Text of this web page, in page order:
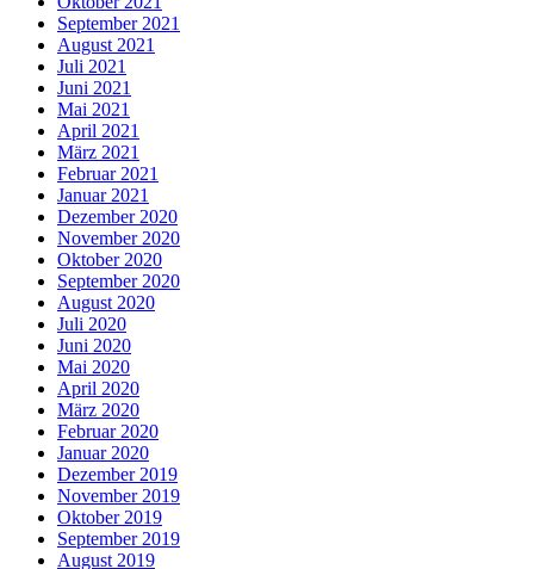
September 2021
August 2021
Juli 2021
Juni 2021
Mai 2021
April 2021
März 2021
Februar 2021
Januar 2021
Dezember 2020
November 2020
Oktober 2020
September 2020
August 2020
Juli 2020
Juni 2020
Mai 2020
April 2020
März 2020
Februar 2020
Januar 2020
Dezember 2019
November 2019
Oktober 2019
September 2019
August 2019